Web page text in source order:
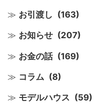
お引渡し (163)
お知らせ (207)
お金の話 (169)
コラム (8)
モデルハウス (59)